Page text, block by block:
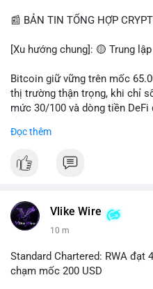
📰 BẢN TIN TỔNG HỢP
[Xu hướng chung]: 🟡 Trung
Bitcoin giữ vững trên mốc
thị trường thận trọng, khi chỉ
mức 30/100 và dòng tiền
tăng gần 3% khi Iran-Oman
lớn khác. Đáng chú ý, thanh lý
triệu USD thanh lý trong 24h,
- DeFi & Công nghệ: Standard
sẽ bùng nổ lên 4 nghìn tỷ
Đọc thêm
Vlike Wire
10 m
Standard Chartered: RWA đạt
chạm mốc 200 USD